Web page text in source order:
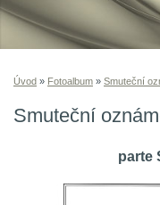
Úvod » Fotoalbum » Smuteční
Smuteční
parte